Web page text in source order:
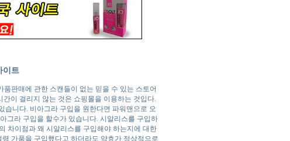
이트
판매에 관한 스캔들이 없는 믿을 수 있는 스토어
이 걸리지 않는 것은 쇼핑몰을 이용하는 것입다.
습니다. 비아그라 구입을 원한다면 파워맨으로 오
그라 구입을 할수가 있습니다. 시알리스를 구입하
차이점과 왜 시알리스를 구입해야 하는지에 대한
가품을 구입했다고 하더라도 약효가 정상적으로